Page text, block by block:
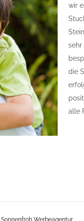
wir
sehr
die
alle
Sonnenfroh Werbeagentur